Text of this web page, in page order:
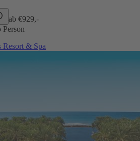
ab €929,-
Person
Resort & Spa